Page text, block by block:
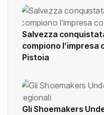
Salvezza
compiono l’impresa
Pistoia
Gli Shoemakers